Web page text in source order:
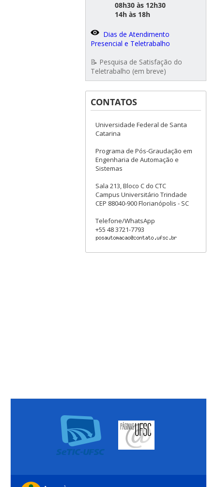
08h30 às 12h30
14h às 18h
Dias de Atendimento
Presencial e Teletrabalho
📝 Pesquisa de Satisfação do
Teletrabalho (em breve)
CONTATOS
Universidade Federal de Santa
Catarina
Programa de Pós-Graudação em
Engenharia de Automação e
Sistemas
Sala 213, Bloco C do CTC
Campus Universitário Trindade
CEP 88040-900 Florianópolis - SC
Telefone/WhatsApp
+55 48 3721-7793